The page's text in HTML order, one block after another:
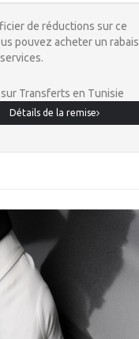
de réductions sur ce
pouvez acheter un rabais
Transferts en Tunisie
Détails de la remise